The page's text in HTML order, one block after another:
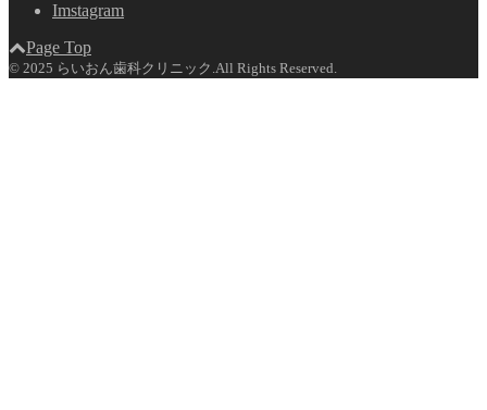
Imstagram
Page Top
© 2025 らいおん歯科クリニック.All Rights Reserved.